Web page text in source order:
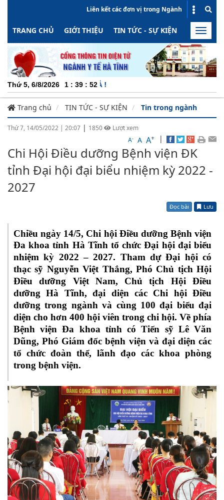
Liên kết các đơn vị trong Ngành
TRANG CHỦ GIỚI THIỆU TIN TỨC - SỰ KIỆN HOẠT
Toggle
Thứ 5, 6/8/2026 1 : 39 : 54
Trang chủ TIN TỨC - SỰ KIỆN Tin trong ngành
Thứ 7, 14/05/2022 | 20:07 | 1850
Lượt xem
A- A A+ |
Chi Hội Điều dưỡng Bệnh viện ĐK
tỉnh Đại hội đại biểu nhiệm kỳ 2022 -
2027
Đọc bài Lưu
Chiều ngày 14/5, Chi hội Điều dưỡng Bệnh viện
Đa khoa tỉnh Hà Tĩnh tổ chức Đại hội đại biểu
nhiệm kỳ 2022 – 2027. Tham dự Đại hội có
thạc sỹ Nguyễn Việt Thắng, Phó Chủ tịch Hội
Điều dưỡng Việt Nam, Chủ tịch Hội Điều
dưỡng Hà Tĩnh, đại diện các Chi hội Điều
dưỡng trong ngành và cùng 100 đại biểu đại
diện cho hơn 400 hội viên trong chi hội. Về phía
Bệnh viện Đa khoa tỉnh có Tiến sỹ Lê Văn
Dũng, Phó Giám đốc bệnh viện và đại diện các
tổ chức đoàn thể, lãnh đạo các khoa phòng
trong bệnh viện.